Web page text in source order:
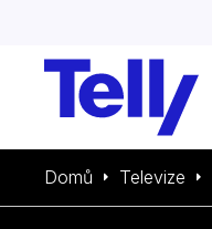
Domů Televize